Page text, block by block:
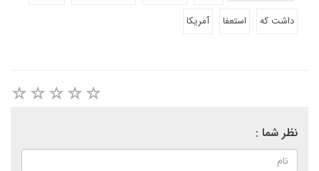
داشت که
استعفا آمریکا
نظر شما :